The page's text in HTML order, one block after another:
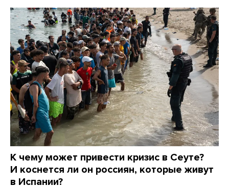
К чему может привести кризис в Сеуте?
И коснется ли он россиян, которые живут
в Испании?